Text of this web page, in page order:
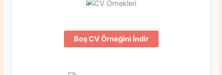
Boş CV Örneğini İndir